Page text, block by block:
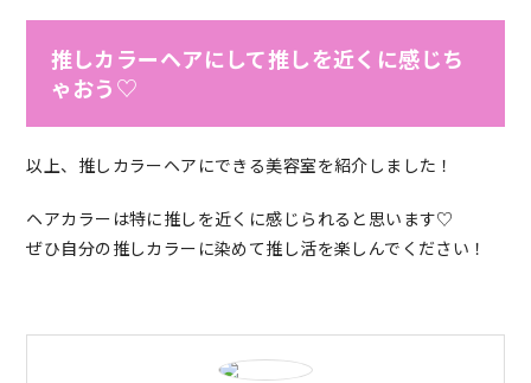
推しカラーヘアにして推しを近くに感じち
ゃおう♡
以上、推しカラーヘアにできる美容室を紹介しました！
ヘアカラーは特に推しを近くに感じられると思います♡
ぜひ自分の推しカラーに染めて推し活を楽しんでください！